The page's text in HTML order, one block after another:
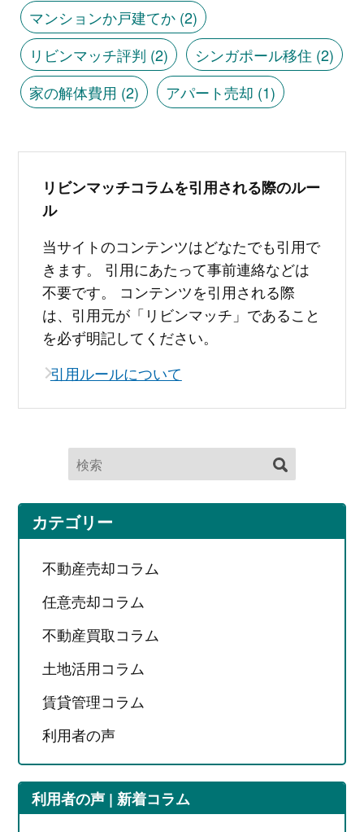
マンションか戸建てか(2)
リビンマッチ評判 (2) シンガポール移住 (2)
家の解体費用 (2) アパート売却 (1)
リビンマッチコラムを引用される際のルー
ル
当サイトのコンテンツはどなたでも引用で
きます。 引用にあたって事前連絡などは
不要です。 コンテンツを引用される際
は、引用元が「リビンマッチ」であること
を必ず明記してください。
引用ルールについて
カテゴリー
不動産売却コラム
任意売却コラム
不動産買取コラム
土地活用コラム
賃貸管理コラム
利用者の声
利用者の声 | 新着コラム